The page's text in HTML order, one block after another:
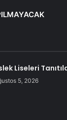
Liseleri
5, 2026